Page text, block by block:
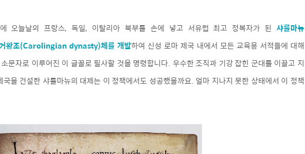
오늘날의 프랑스, 독일, 이탈리아 북부를 손에 넣고 서유럽 최고 정복자가 된 샤를마뉴
왕조(Carolingian dynasty)체를 개발하여 신성 로마 제국 내에서 모든 교육용 서적들에 대해
문자로 이루어진 이 글꼴로 필사할 것을 명령합니다. 우수한 조직과 기강 잡힌 군대를 이끌고 지
을 건설한 샤를마뉴의 대제는 이 정책에서도 성공했을까요. 얼마 지나지 못한 상태에서 이 정책